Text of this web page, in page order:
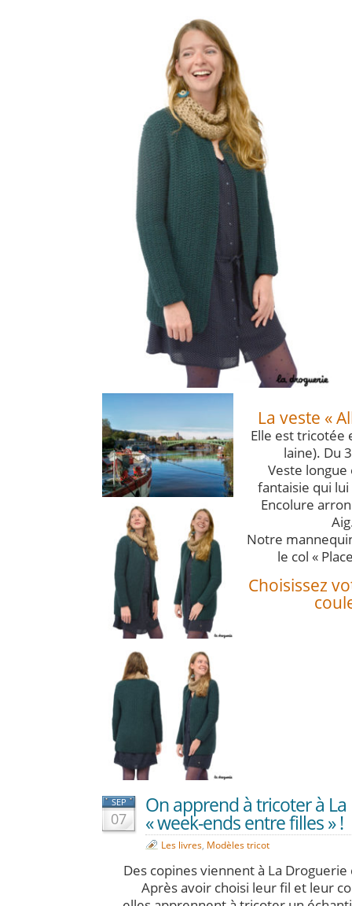
La veste «
Elle est tricotée
laine). Du
Veste
fantaisie qui
Encolure
Notre
le col «
Choisissez
SEP
07
On apprend à tricoter à
« week-ends entre filles » !
Les livres, Modèles tricot
Des copines viennent à La
Après avoir choisi leur fil et leur